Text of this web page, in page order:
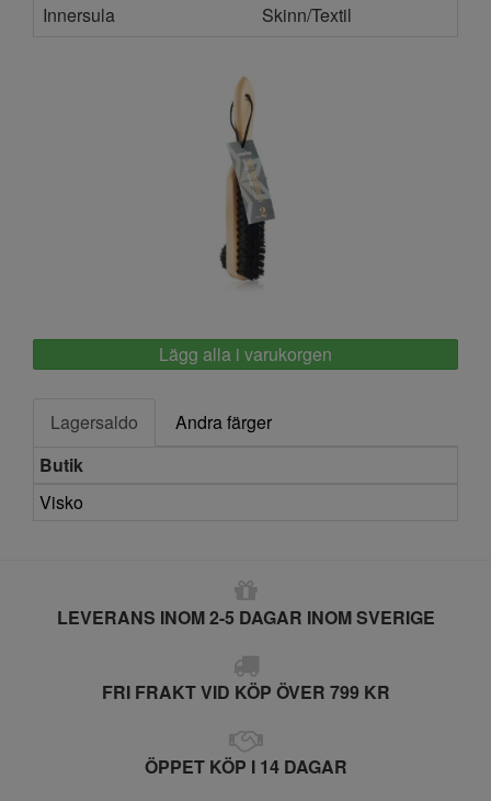
Innersula
Skinn/Textil
Lägg alla i varukorgen
Lagersaldo
Andra färger
Butik
Visko
LEVERANS INOM 2-5 DAGAR INOM SVERIGE
FRI FRAKT VID KÖP ÖVER 799 KR
ÖPPET KÖP I 14 DAGAR